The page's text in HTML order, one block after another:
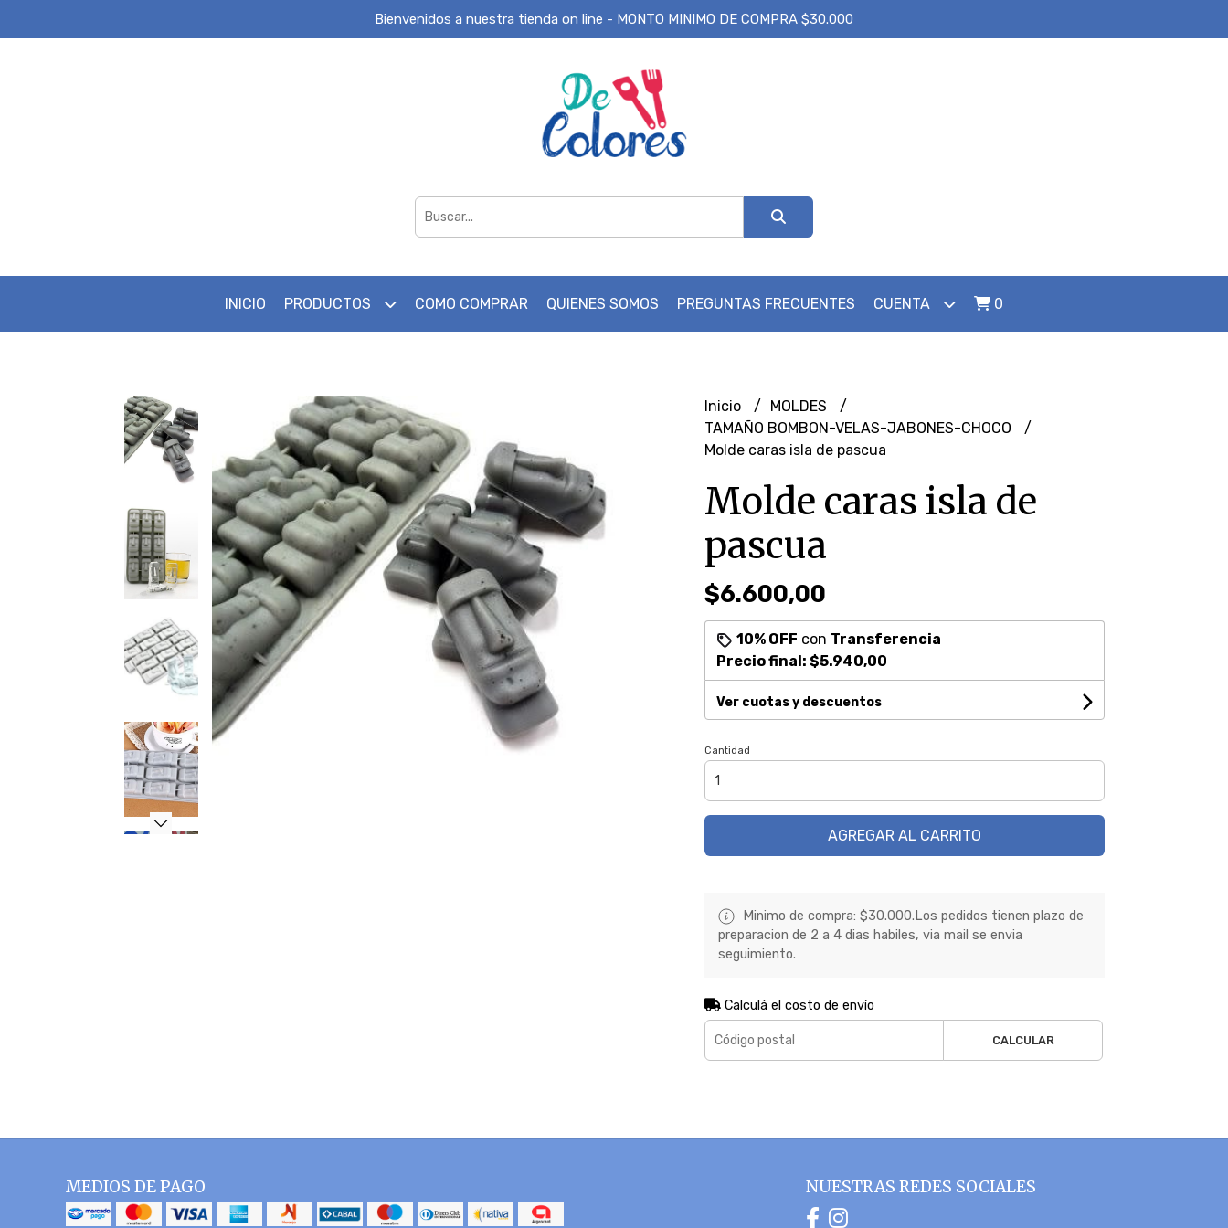
Bienvenidos a nuestra tienda on line - MONTO MINIMO DE COMPRA $30.000
INICIO PRODUCTOS COMO COMPRAR QUIENES SOMOS PREGUNTAS FRECUENTES CUENTA 0
Inicio
MOLDES
TAMAÑO BOMBON-VELAS-JABONES-CHOCO
Molde caras isla de pascua
Molde caras isla de
pascua
$6.600,00
10% OFF con Transferencia
Precio final: $5.940,00
Ver cuotas y descuentos
Cantidad
AGREGAR AL CARRITO
Minimo de compra: $30.000.Los pedidos tienen plazo de
preparacion de 2 a 4 dias habiles, via mail se envia
seguimiento.
Calculá el costo de envío
CALCULAR
MEDIOS DE PAGO NUESTRAS REDES SOCIALES